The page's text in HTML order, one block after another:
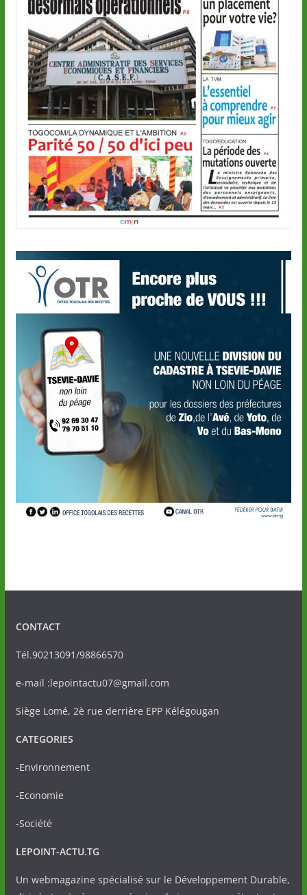
CONTACT
Tél.90213091/98866570
e-mail :lepointactu07@gmail.com
Siège Lomé, 2è rue derrière EPP Kélégougan
CATEGORIES
-Environnement
-Economie
-Société
LEPOINT-ACTU.TG
Un webmagazine spécialisé sur le Développement Durable,